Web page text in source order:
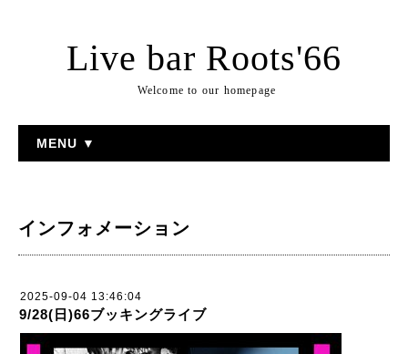
Live bar Roots'66
Welcome to our homepage
MENU ▼
インフォメーション
2025-09-04 13:46:04
9/28(日)66ブッキングライブ